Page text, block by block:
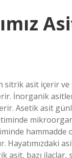
sitrik asit içerir
İnorganik
Asetik asit
hammadde
Hayatımızdaki
asit, bazı ilaçlar,